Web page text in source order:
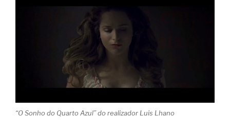
“O Sonho do Quarto Azul” do realizador Luis Lhano